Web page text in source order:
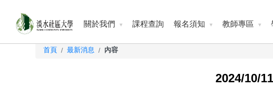
關於我們 課程查詢 報名須知 教師專區
首頁 / 最新消息 / 內容
2024/10/